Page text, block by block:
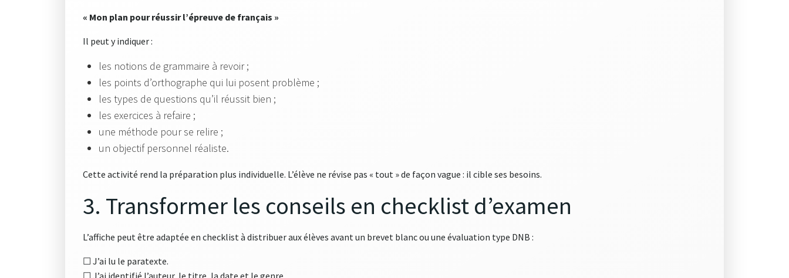
« Mon plan pour réussir l’épreuve de français »
Il peut y indiquer :
les notions de grammaire à revoir ;
les points d’orthographe qui lui posent problème ;
les types de questions qu’il réussit bien ;
les exercices à refaire ;
une méthode pour se relire ;
un objectif personnel réaliste.
Cette activité rend la préparation plus individuelle. L’élève ne révise pas « tout » de façon vague : il cible ses besoins.
3. Transformer les conseils en checklist d’examen
L’affiche peut être adaptée en checklist à distribuer aux élèves avant un brevet blanc ou une évaluation type DNB :
☐ J’ai lu le paratexte.